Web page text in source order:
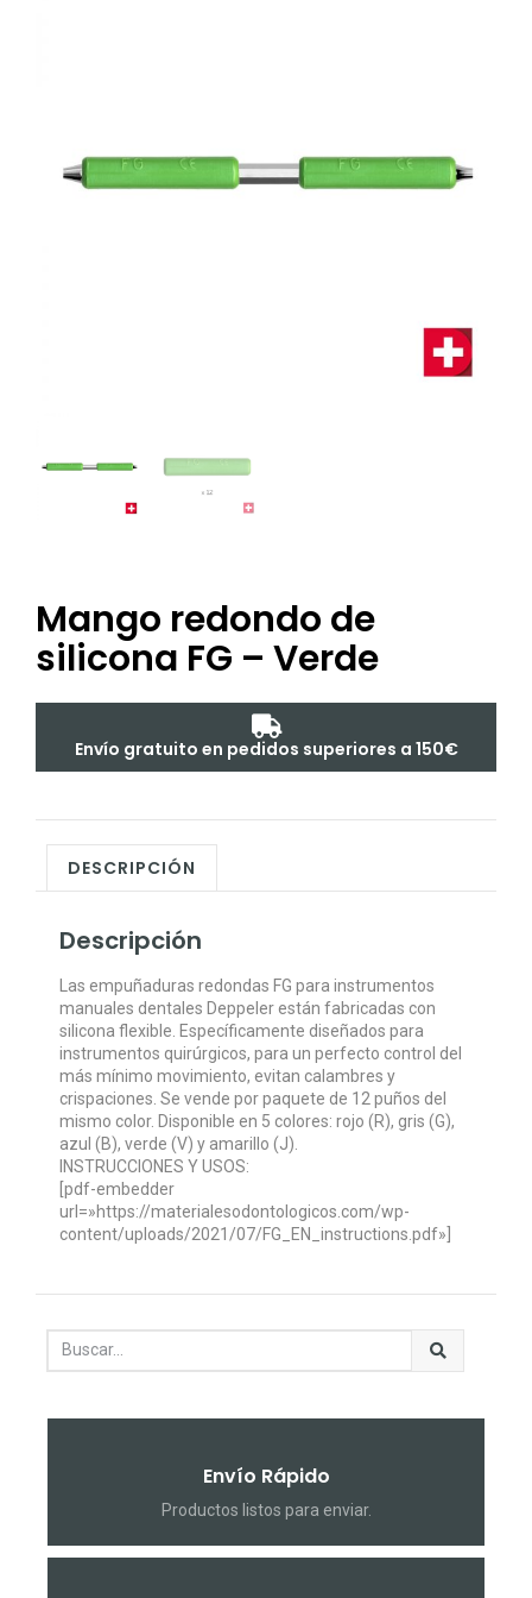
Mango redondo de
silicona FG – Verde
Envío gratuito en pedidos superiores a 150€
DESCRIPCIÓN
Descripción
Las empuñaduras redondas FG para instrumentos
manuales dentales Deppeler están fabricadas con
silicona flexible. Específicamente diseñados para
instrumentos quirúrgicos, para un perfecto control del
más mínimo movimiento, evitan calambres y
crispaciones. Se vende por paquete de 12 puños del
mismo color. Disponible en 5 colores: rojo (R), gris (G),
azul (B), verde (V) y amarillo (J).
INSTRUCCIONES Y USOS:
[pdf-embedder
url=»https://materialesodontologicos.com/wp-
content/uploads/2021/07/FG_EN_instructions.pdf»]
Envío Rápido
Productos listos para enviar.